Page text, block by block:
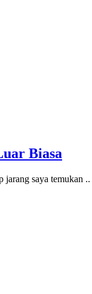
Biasa
jarang saya temukan ..